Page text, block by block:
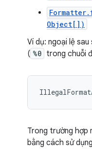
Object[])
Ví dụ: ngoại lệ
( %0 trong chuỗi
Trong trường hợp
bằng cách sử